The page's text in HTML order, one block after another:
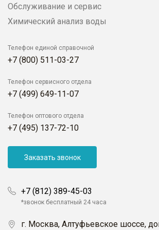
Обслуживание и сервис
Химический анализ воды
Телефон единой справочной
+7 (800) 511-03-27
Телефон сервисного отдела
+7 (499) 649-11-07
Телефон оптового отдела
+7 (495) 137-72-10
Заказать звонок
+7 (812) 389-45-03
*звонок бесплатный 24 часа
г. Москва, Алтуфьевское шоссе,